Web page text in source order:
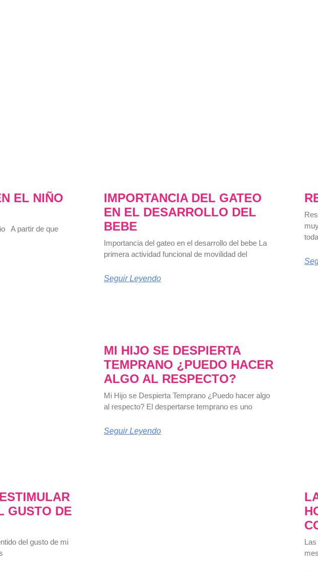
EL NIÑO
A partir de que
IMPORTANCIA DEL GATEO
EN EL DESARROLLO DEL
BEBE
Importancia del gateo en el desarrollo del bebe La
primera actividad funcional de movilidad del
Seguir Leyendo
GUSTO DE
del gusto de mi
MI HIJO SE DESPIERTA
TEMPRANO ¿PUEDO HACER
ALGO AL RESPECTO?
Mi Hijo se Despierta Temprano ¿Puedo hacer algo
al respecto? El despertarse temprano es uno
Seguir Leyendo